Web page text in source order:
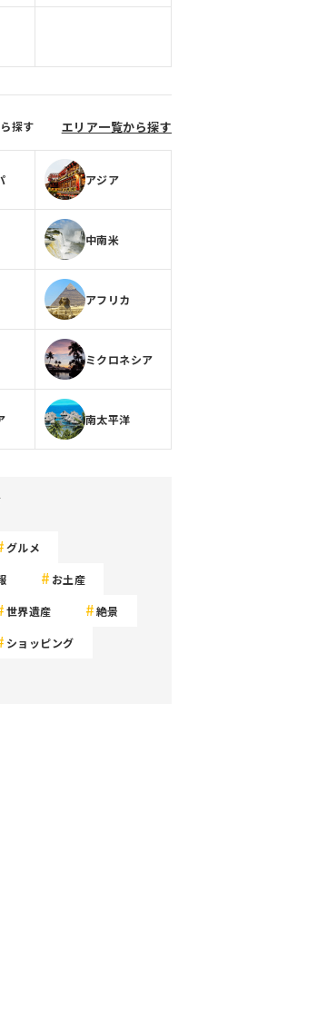
探す エリア一覧から探す
アジア
中南米
アフリカ
ミクロネシア
南太平洋
グルメ
お土産
世界遺産 絶景
ショッピング